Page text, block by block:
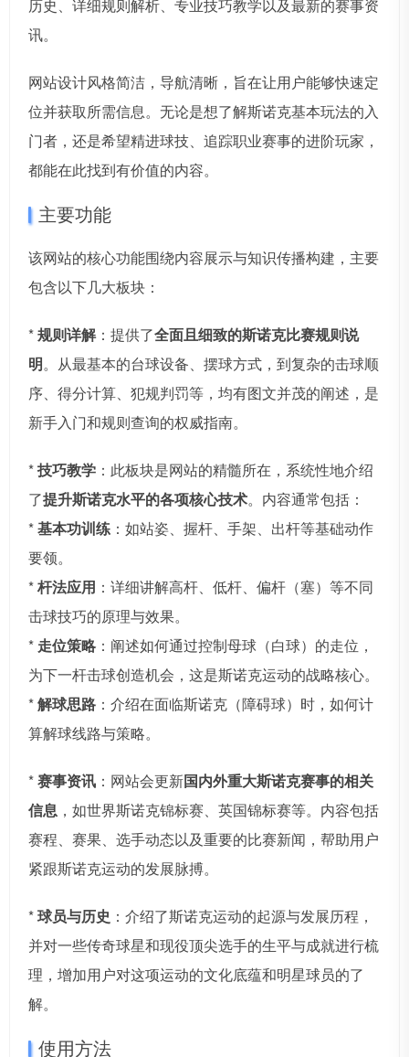
历史、详细规则解析、专业技巧教学以及最新的赛事资
讯。
网站设计风格简洁，导航清晰，旨在让用户能够快速定
位并获取所需信息。无论是想了解斯诺克基本玩法的入
门者，还是希望精进球技、追踪职业赛事的进阶玩家，
都能在此找到有价值的内容。
主要功能
该网站的核心功能围绕内容展示与知识传播构建，主要
包含以下几大板块：
*规则详解：提供了全面且细致的斯诺克比赛规则说
明。从最基本的台球设备、摆球方式，到复杂的击球顺
序、得分计算、犯规判罚等，均有图文并茂的阐述，是
新手入门和规则查询的权威指南。
*技巧教学 ：此板块是网站的精髓所在，系统性地介绍
了提升斯诺克水平的各项核心技术。内容通常包括：
*基本功训练 ：如站姿、握杆、手架、出杆等基础动作
要领。
*杆法应用 ：详细讲解高杆、低杆、偏杆（塞）等不同
击球技巧的原理与效果。
* 走位策略 ：阐述如何通过控制母球（白球）的走位，
为下一杆击球创造机会，这是斯诺克运动的战略核心。
*解球思路 ：介绍在面临斯诺克（障碍球）时，如何计
算解球线路与策略。
*赛事资讯 ：网站会更新国内外重大斯诺克赛事的相关
信息 ，如世界斯诺克锦标赛、英国锦标赛等。内容包括
赛程、赛果、选手动态以及重要的比赛新闻，帮助用户
紧跟斯诺克运动的发展脉搏。
*球员与历史 ：介绍了斯诺克运动的起源与发展历程，
并对一些传奇球星和现役顶尖选手的生平与成就进行梳
理，增加用户对这项运动的文化底蕴和明星球员的了
解。
使用方法